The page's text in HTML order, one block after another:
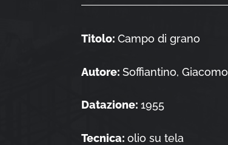
Titolo:Campo di grano
Autore:Soffiantino, Giacomo
Datazione:1955
Tecnica:olio su tela